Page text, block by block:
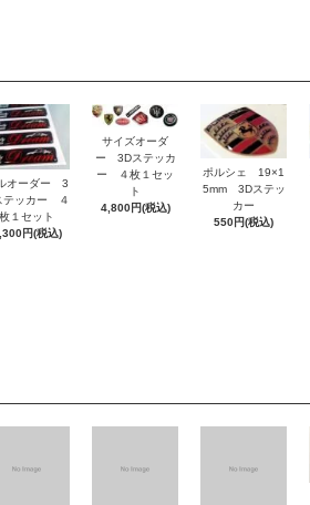
オーダー 3
テッカー ４
枚１セット
円(税込)
サイズオーダ
ー 3Dステッカ
ー ４枚１セッ
ト
4,800円(税込)
ポルシェ 19×1
5mm 3Dステッ
カー
550円(税込)